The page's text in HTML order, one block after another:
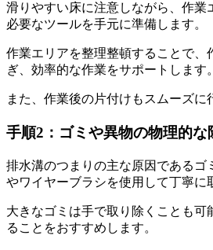
滑りやすい床に注意しながら、作業
必要なツールを手元に準備します。
作業エリアを整理整頓することで、
ぎ、効率的な作業をサポートします。
また、作業後の片付けもスムーズに
手順2：ゴミや異物の物理的な
排水溝のつまりの主な原因であるゴ
やワイヤーブラシを使用して丁寧に
大きなゴミは手で取り除くことも可
ることをおすすめします。